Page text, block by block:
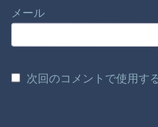
メール
次回のコメントで使用す